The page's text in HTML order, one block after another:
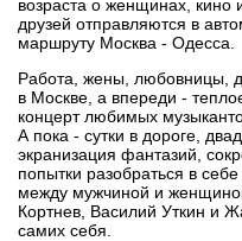
возраста о женщинах, кино
друзей отправляются в
маршруту Москва - Одесса.
Работа, жены, любовницы,
в Москве, а впереди -
концерт любимых
А пока - сутки в дороге,
экранизация фантазий,
попытки разобраться в
между мужчиной и
Кортнев, Василий Уткин и
самих себя.